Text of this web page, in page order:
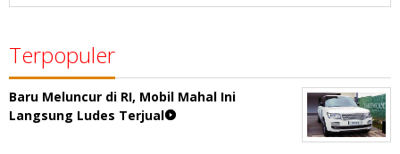
Terpopuler
Baru Meluncur di RI, Mobil Mahal Ini
Langsung Ludes Terjual